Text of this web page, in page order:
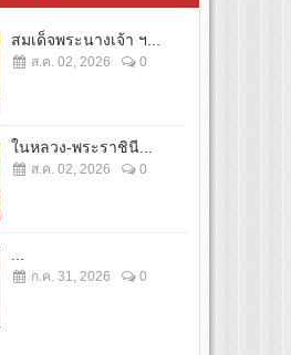
สมเด็จพระนางเจ้า ฯ...
ส.ค. 02, 2026 0
ในหลวง-พระราชินี...
ส.ค. 02, 2026 0
ก.ค. 31, 2026 0